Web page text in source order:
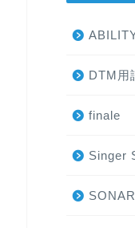
DTM用
finale
Singer
SONAR